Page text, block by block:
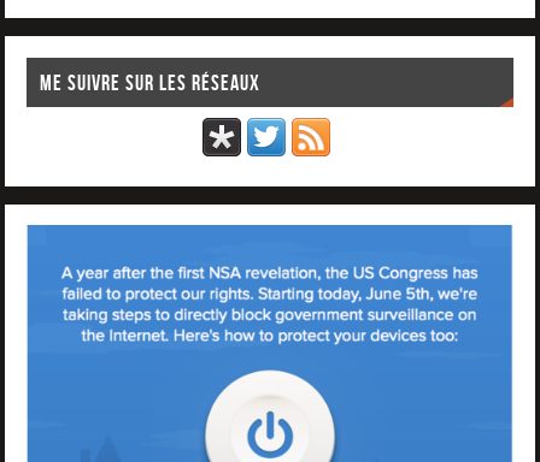
Me suivre sur les réseaux